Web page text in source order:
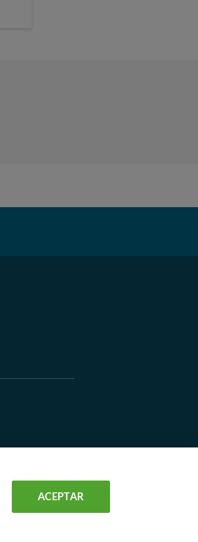
ACEPTAR